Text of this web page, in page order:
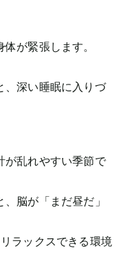
が緊張します。
、深い睡眠に入りづ
が乱れやすい季節で
脳が「まだ昼だ」
ラックスできる環境